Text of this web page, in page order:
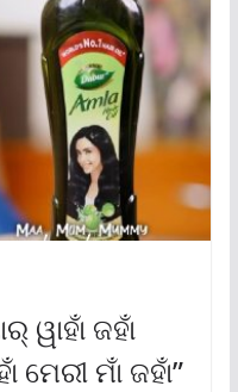
ୱାହାଁ ଜହାଁ
ମେରୀ ମାଁ ଜହାଁ”